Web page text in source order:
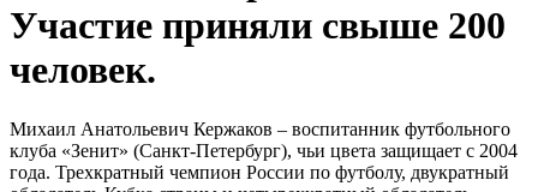
Участие приняли свыше 200
человек.
Михаил Анатольевич Кержаков – воспитанник футбольного
клуба «Зенит» (Санкт-Петербург), чьи цвета защищает с 2004
года. Трехкратный чемпион России по футболу, двукратный